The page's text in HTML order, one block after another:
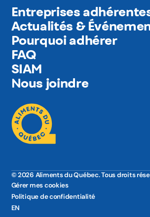
Entreprises
Actualités &
Pourquoi adhérer
FAQ
SIAM
Nous joindre
© 2026 Aliments du Québec. Tous droits
Gérer mes cookies
Politique de confidentialité
EN